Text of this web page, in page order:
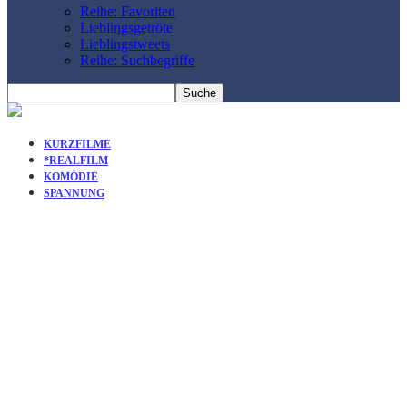
Reihe: Favoriten
Lieblingsgetröte
Lieblingstweets
Reihe: Suchbegriffe
KURZFILME
*REALFILM
KOMÖDIE
SPANNUNG